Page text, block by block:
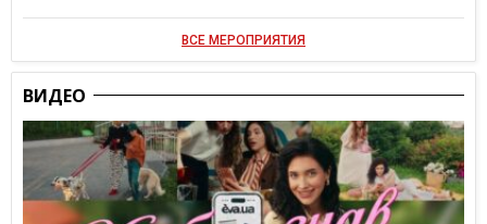
ВСЕ МЕРОПРИЯТИЯ
ВИДЕО